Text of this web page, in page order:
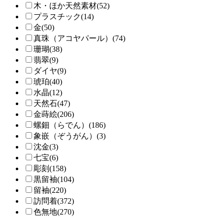
木・ほか天然素材(52)
プラスチック(14)
金(50)
真珠（アコヤパール）(74)
珊瑚(38)
翡翠(9)
ダイヤ(9)
琥珀(40)
水晶(12)
天然石(47)
金蒔絵(206)
螺鈿（らでん）(186)
象嵌（ぞうがん）(3)
沈金(3)
七宝(6)
彫刻(158)
黒留袖(104)
留袖(220)
訪問着(372)
色無地(270)